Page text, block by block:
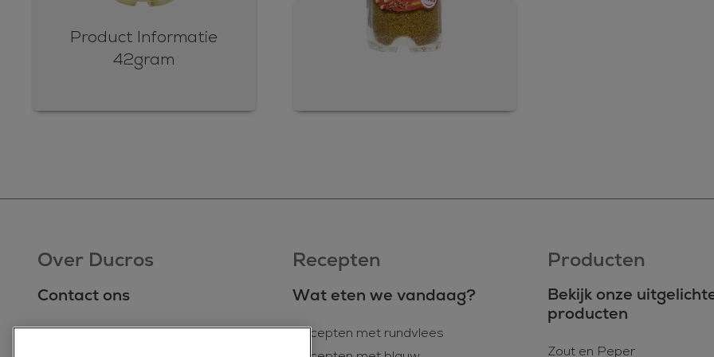
Product Informatie
42gram
Over Ducros
Contact ons
Contact ons
Recepten
Wat eten we vandaag?
Recepten met rundvlees
Producten
Bekijk onze
producten
Zout en Peper